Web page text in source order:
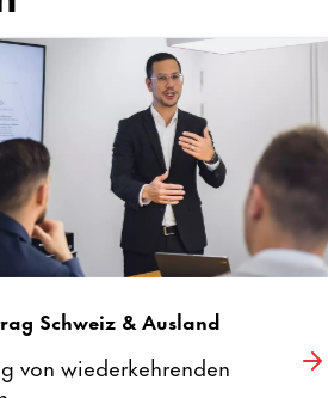
Schweiz & Ausland
von wiederkehrenden